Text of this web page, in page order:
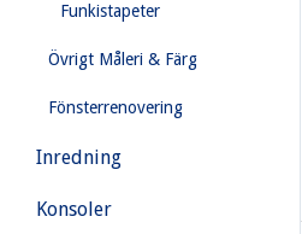
Funkistapeter
Övrigt Måleri & Färg
Fönsterrenovering
Inredning
Konsoler